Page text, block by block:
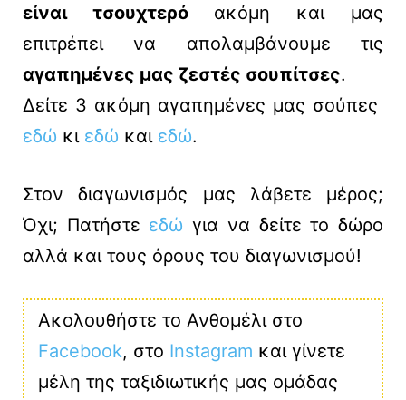
είναι τσουχτερό ακόμη και μας
επιτρέπει να απολαμβάνουμε τις
αγαπημένες μας ζεστές σουπίτσες.
Δείτε 3 ακόμη αγαπημένες μας σούπες
εδώ κι εδώ και εδώ.
Στον διαγωνισμός μας λάβετε μέρος;
Όχι; Πατήστε εδώ για να δείτε το δώρο
αλλά και τους όρους του διαγωνισμού!
Ακολουθήστε το Ανθομέλι στο
Facebook, στο Instagram και γίνετε
μέλη της ταξιδιωτικής μας ομάδας